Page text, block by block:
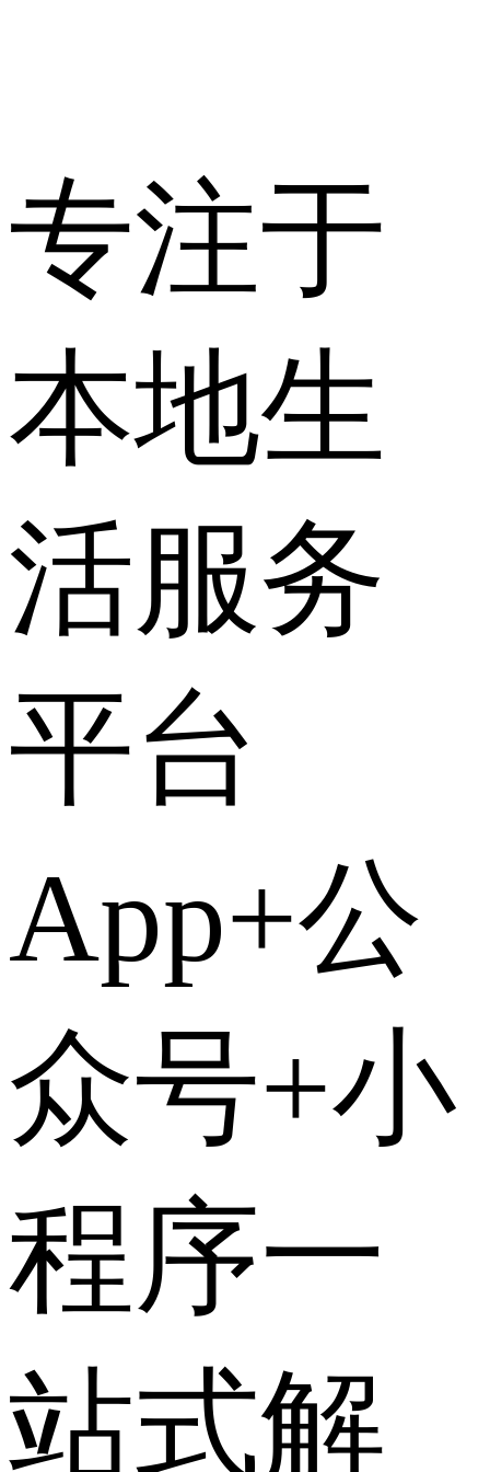
专注于
本地生
活服务
平台
App+公
众号+小
程序一
站式解